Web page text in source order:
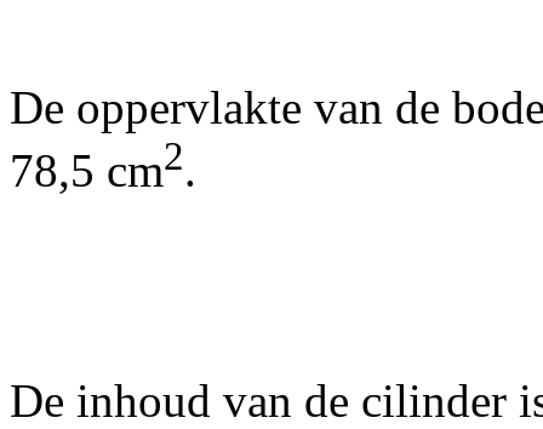
De oppervlakte van de
78,5 cm2.
De inhoud van de cilinder